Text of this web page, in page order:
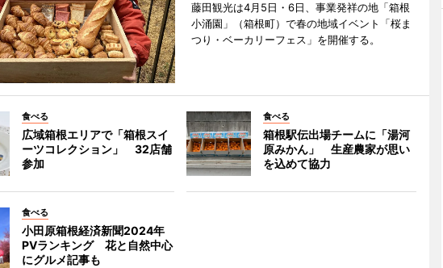
藤田観光は4月5日・6日、事業発祥の地「箱根
小涌園」（箱根町）で春の地域イベント「桜ま
つり・ベーカリーフェス」を開催する。
食べる
広域箱根エリアで「箱根スイ
ーツコレクション」 32店舗
参加
食べる
箱根駅伝出場チームに「湯河
原みかん」 生産農家が思い
を込めて協力
食べる
小田原箱根経済新聞2024年
PVランキング 花と自然中心
にグルメ記事も